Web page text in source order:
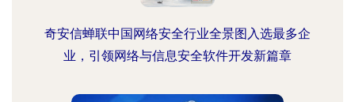
奇安信蝉联中国网络安全行业全景图入选最多企
业，引领网络与信息安全软件开发新篇章